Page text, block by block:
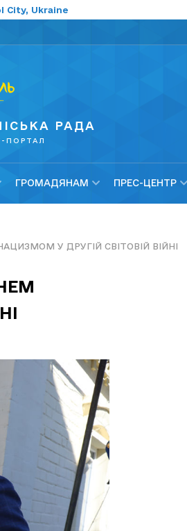
City, Ukraine
РАДА
ПОРТАЛ
ГРОМАДЯНАМ ПРЕС-ЦЕНТР
У ДРУГІЙ СВІТОВІЙ ВІЙНІ